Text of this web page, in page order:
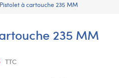
Pistolet à cartouche 235 MM
235 MM
TTC